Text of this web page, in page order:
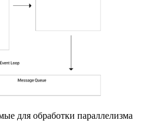
для обработки параллелизма